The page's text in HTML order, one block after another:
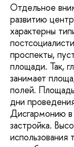
Отдельное
развитию
характерны
проспекты,
площади. Так,
занимает
полей. Площадь
дни
Дисгармонию в
застройка.